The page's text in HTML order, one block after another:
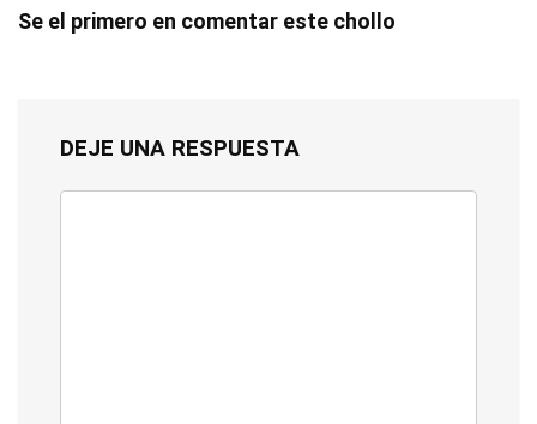
Se el primero en comentar este chollo
DEJE UNA RESPUESTA